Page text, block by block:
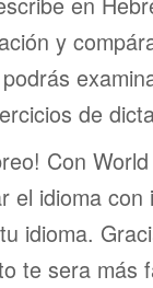
y
de
Con
el idioma
idioma.
te sera más